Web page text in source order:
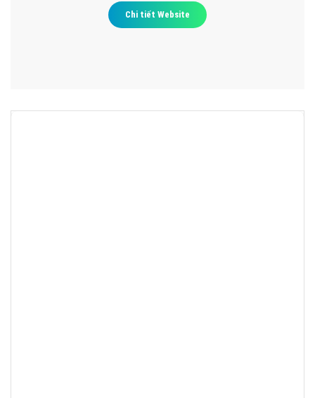
Chi tiết Website